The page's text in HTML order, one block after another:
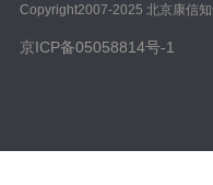
Copyright️2007-2025 北京康信
京ICP备05058814号-1